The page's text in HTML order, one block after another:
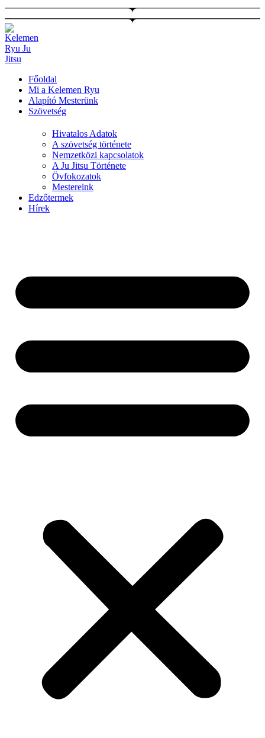
Ugrás
a
tartalomhoz
Főoldal
Mi a Kelemen Ryu
Alapító Mesterünk
Szövetség
Hivatalos Adatok
A szövetség története
Nemzetközi kapcsolatok
A Ju Jitsu Története
Övfokozatok
Mestereink
Edzőtermek
Hírek